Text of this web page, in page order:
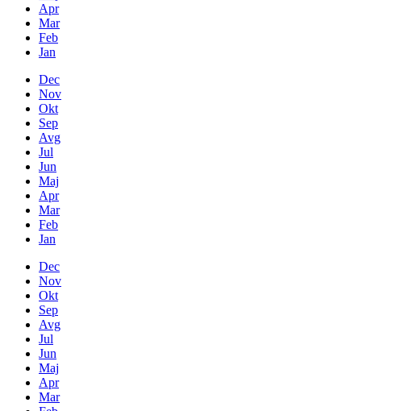
Apr
Mar
Feb
Jan
Dec
Nov
Okt
Sep
Avg
Jul
Jun
Maj
Apr
Mar
Feb
Jan
Dec
Nov
Okt
Sep
Avg
Jul
Jun
Maj
Apr
Mar